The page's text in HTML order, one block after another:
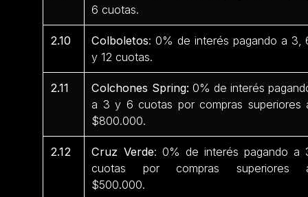
6 cuotas.
2.10 Colboletos: 0% de interés pagando a 3,
y 12 cuotas.
2.11 Colchones Spring: 0% de interés
a 3 y 6 cuotas por compras superiores
$800.000.
2.12 Cruz Verde: 0% de interés pagando a
cuotas por compras superiores
$500.000.